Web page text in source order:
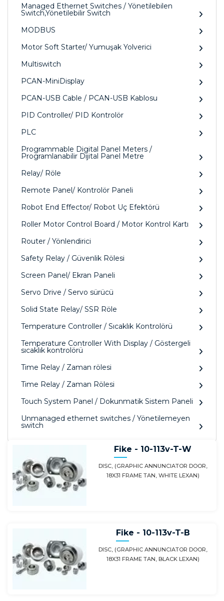
Managed Ethernet Switches / Yönetilebilen
Switch,Yönetilebilir Switch
MODBUS
Motor Soft Starter/ Yumuşak Yolverici
Multiswitch
PCAN-MiniDisplay
PCAN-USB Cable / PCAN-USB Kablosu
PID Controller/ PID Kontrolör
PLC
Programmable Digital Panel Meters /
Programlanabilir Dijital Panel Metre
Relay/ Röle
Remote Panel/ Kontrolör Paneli
Robot End Effector/ Robot Uç Efektörü
Roller Motor Control Board / Motor Kontrol Kartı
Router / Yönlendirici
Safety Relay / Güvenlik Rölesi
Screen Panel/ Ekran Paneli
Servo Drive / Servo sürücü
Solid State Relay/ SSR Röle
Temperature Controller / Sıcaklık Kontrolörü
Temperature Controller With Display / Göstergeli
sıcaklık kontrolörü
Time Relay / Zaman rölesi
Time Relay / Zaman Rölesi
Touch System Panel / Dokunmatik Sistem Paneli
Unmanaged ethernet switches / Yönetilemeyen
switch
Fike - 10-113v-T-W
DISC, (GRAPHIC ANNUNCIATOR DOOR,
18X31 FRAME TAN, WHITE LEXAN)
Fike - 10-113v-T-B
DISC, (GRAPHIC ANNUNCIATOR DOOR,
18X31 FRAME TAN, BLACK LEXAN)